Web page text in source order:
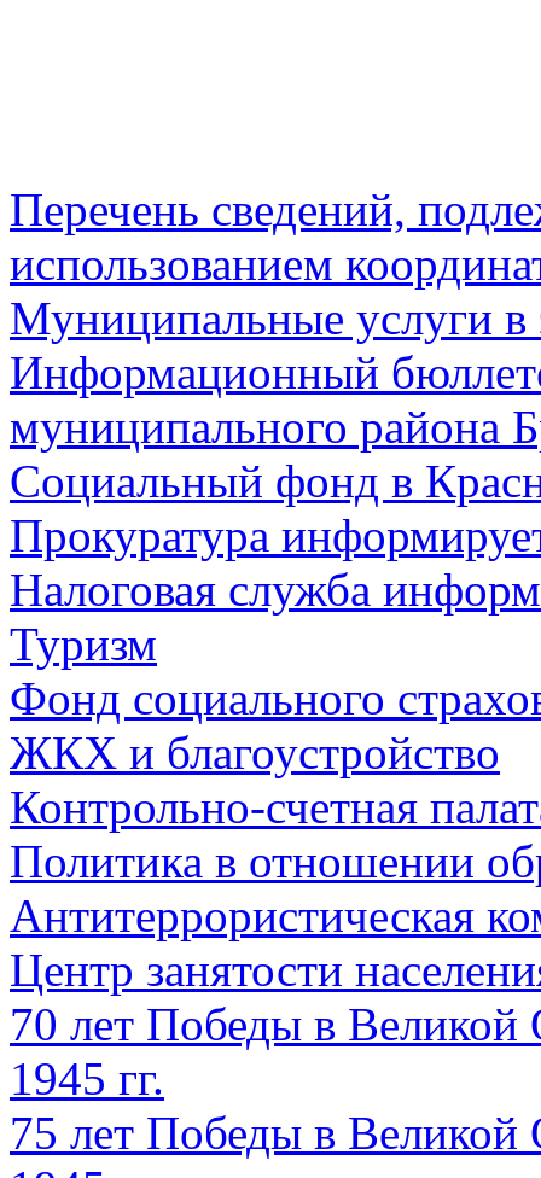
Перечень сведений,
использованием
Муниципальные услуги в
Информационный
муниципального района
Социальный фонд в
Прокуратура
Налоговая служба
Туризм
Фонд социального
ЖКХ и благоустройство
Контрольно-счетная
Политика в отношении
Антитеррористическая
Центр занятости
70 лет Победы в Великой
1945 гг.
75 лет Победы в Великой